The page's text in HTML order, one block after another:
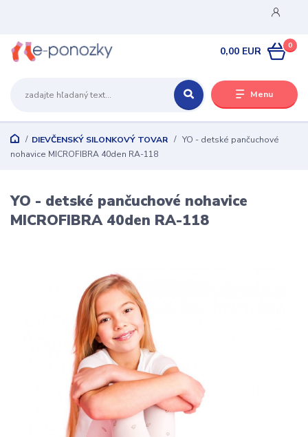
Menu
0
0,00 EUR
DIEVČENSKÝ SILONKOVÝ TOVAR
YO - detské pančuchové
nohavice MICROFIBRA 40den RA-118
YO - detské pančuchové nohavice
MICROFIBRA 40den RA-118